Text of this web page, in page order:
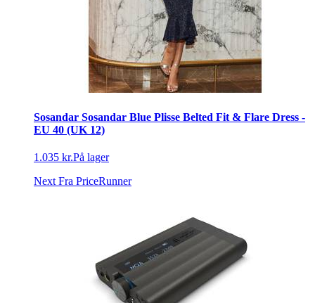
Sosandar Sosandar Blue Plisse Belted Fit & Flare Dress -
EU 40 (UK 12)
1.035 kr.På lager
Next Fra PriceRunner